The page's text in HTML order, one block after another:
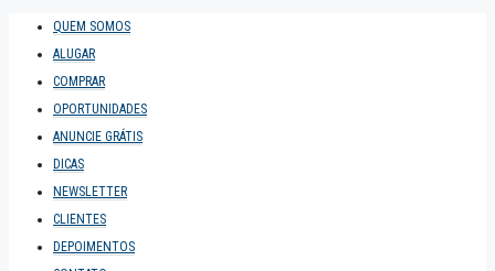
QUEM SOMOS
ALUGAR
COMPRAR
OPORTUNIDADES
ANUNCIE GRÁTIS
DICAS
NEWSLETTER
CLIENTES
DEPOIMENTOS